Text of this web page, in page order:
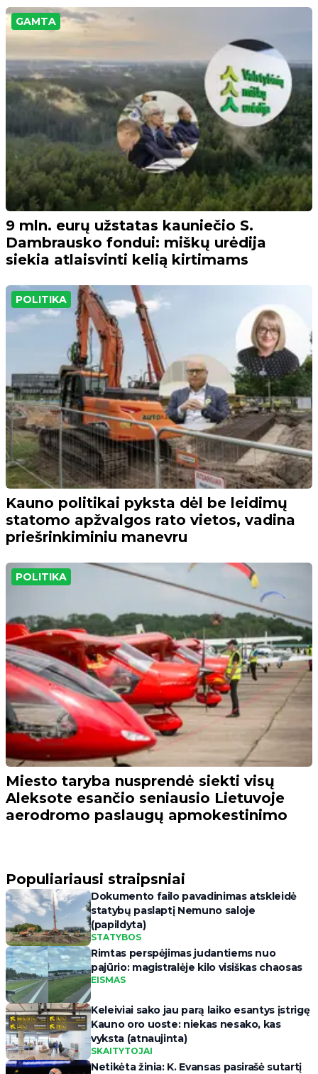
GAMTA
9 mln. eurų užstatas kauniečio S.
Dambrausko fondui: miškų urėdija
siekia atlaisvinti kelią kirtimams
POLITIKA
Kauno politikai pyksta dėl be leidimų
statomo apžvalgos rato vietos, vadina
priešrinkiminiu manevru
POLITIKA
Miesto taryba nusprendė siekti visų
Aleksote esančio seniausio Lietuvoje
aerodromo paslaugų apmokestinimo
Populiariausi straipsniai
Dokumento failo pavadinimas atskleidė
statybų paslaptį Nemuno saloje
(papildyta)
STATYBOS
Rimtas perspėjimas judantiems nuo
pajūrio: magistralėje kilo visiškas chaosas
EISMAS
Keleiviai sako jau parą laiko esantys įstrigę
Kauno oro uoste: niekas nesako, kas
vyksta (atnaujinta)
SKAITYTOJAI
Netikėta žinia: K. Evansas pasirašė sutartį